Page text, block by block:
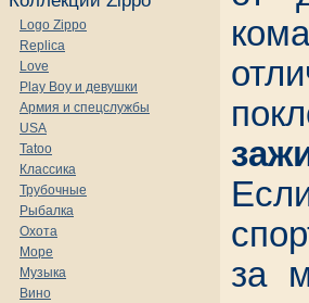
Logo Zippo
Replica
Love
Play Boy и девушки
Армия и спецслужбы
USA
Tatoo
Классика
Трубочные
Рыбалка
Охота
Море
Музыка
Вино
за